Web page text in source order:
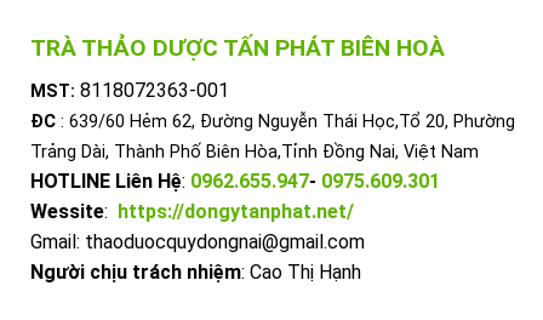
TRÀ THẢO DƯỢC TẤN PHÁT BIÊN HOÀ
MST: 8118072363-001
ĐC : 639/60 Hẻm 62, Đường Nguyễn Thái Học,Tổ 20, Phường
Trảng Dài, Thành Phố Biên Hòa,Tỉnh Đồng Nai, Việt Nam
HOTLINE Liên Hệ: 0962.655.947- 0975.609.301
Wessite: https://dongytanphat.net/
Gmail: thaoduocquydongnai@gmail.com
Người chịu trách nhiệm: Cao Thị Hạnh